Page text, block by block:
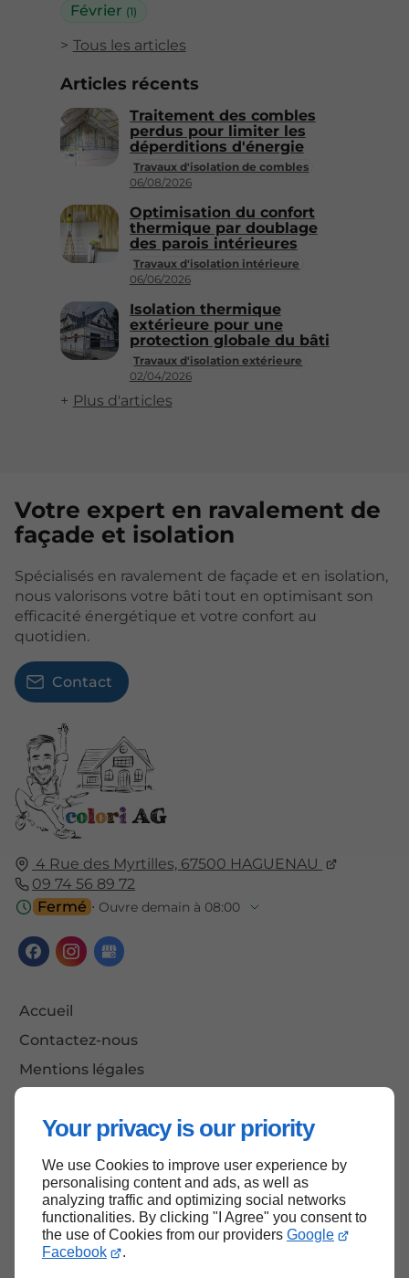
Your privacy is our priority
We use Cookies to improve user experience by
personalising content and ads, as well as
analyzing traffic and optimizing social networks
functionalities. By clicking "I Agree" you consent to
the use of Cookies from our providers Google
Facebook
.
Février (1)
Tous les articles
Articles récents
Travaux d'isolation de combles
06/08/2026
Traitement des combles
perdus pour limiter les
déperditions d'énergie
Travaux d'isolation intérieure
06/06/2026
Optimisation du confort
thermique par doublage
des parois intérieures
Travaux d'isolation extérieure
02/04/2026
Isolation thermique
extérieure pour une
protection globale du bâti
Plus d'articles
4 Rue des Myrtilles, 67500 HAGUENAU
09 74 56 89 72
Fermé ⋅ Ouvre demain à 08:00
Accueil
Contactez-nous
Mentions légales
Votre expert en ravalement de
façade et isolation
Spécialisés en ravalement de façade et en isolation,
nous valorisons votre bâti tout en optimisant son
efficacité énergétique et votre confort au
quotidien.
Contact
Haut de page